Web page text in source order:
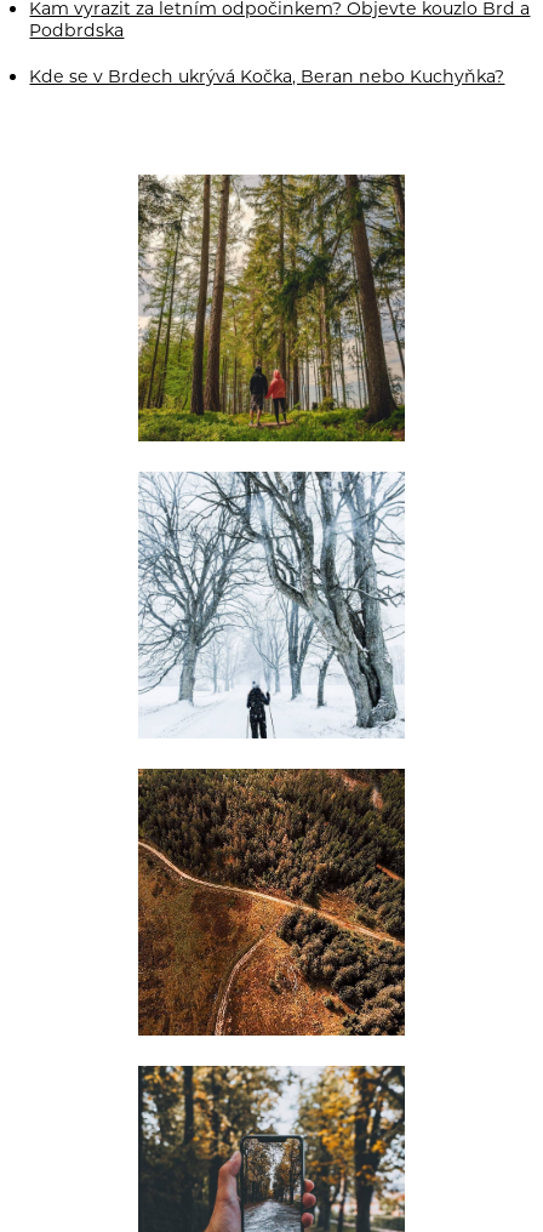
Kam vyrazit za letním odpočinkem? Objevte kouzlo Brd a
Podbrdska
Kde se v Brdech ukrývá Kočka, Beran nebo Kuchyňka?